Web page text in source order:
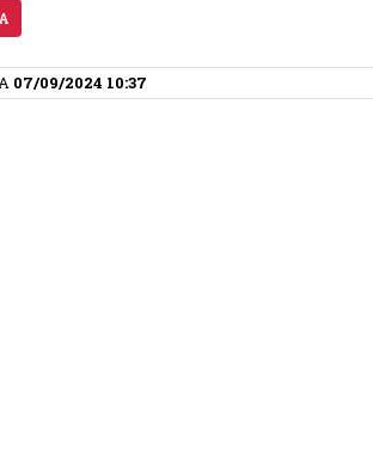
07/09/2024 10:37